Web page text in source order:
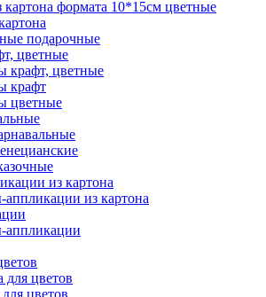
картона формата 10*15см цветные
подарочные
цветные
крафт, цветные
крафт
цветные
из картона
из картона
аппликации
для цветов
цветов